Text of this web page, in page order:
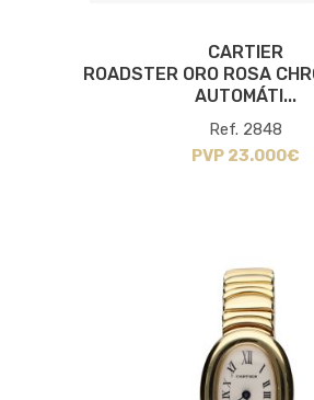
CARTIER
ROADSTER ORO ROSA
AUTOMÁTI...
Ref. 2848
PVP 23.000€